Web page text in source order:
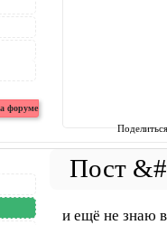
и ещё не знаю